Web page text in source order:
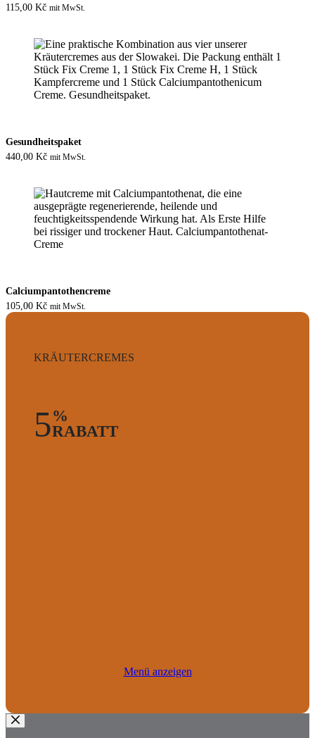
115,00 Kč mit MwSt.
Gesundheitspaket
440,00 Kč mit MwSt.
Calciumpantothencreme
105,00 Kč mit MwSt.
KRÄUTERCREMES
5%
RABATT
Menü anzeigen